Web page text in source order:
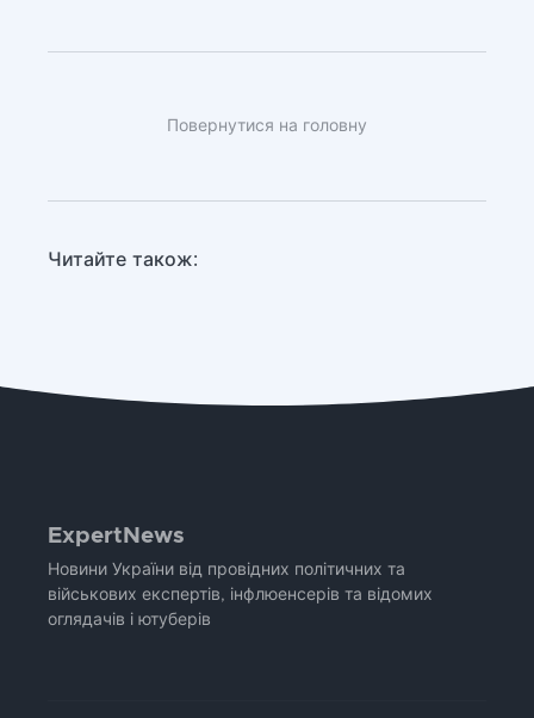
Повернутися на головну
Читайте також:
ExpertNews
Новини України від провідних політичних та
військових експертів, інфлюенсерів та відомих
оглядачів і ютуберів